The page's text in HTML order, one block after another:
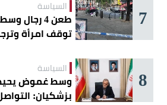
7 السياسة
طعن 4
توقف امرأة
8 السياسة
وسط غموض
بزشكيان: